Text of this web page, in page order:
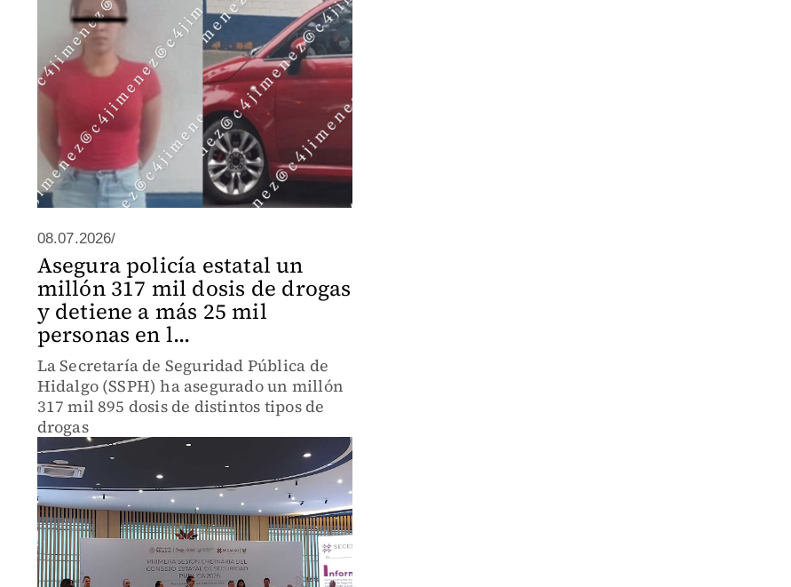
08.07.2026/
Asegura policía estatal un
millón 317 mil dosis de drogas
y detiene a más 25 mil
personas en l...
La Secretaría de Seguridad Pública de
Hidalgo (SSPH) ha asegurado un millón
317 mil 895 dosis de distintos tipos de
drogas